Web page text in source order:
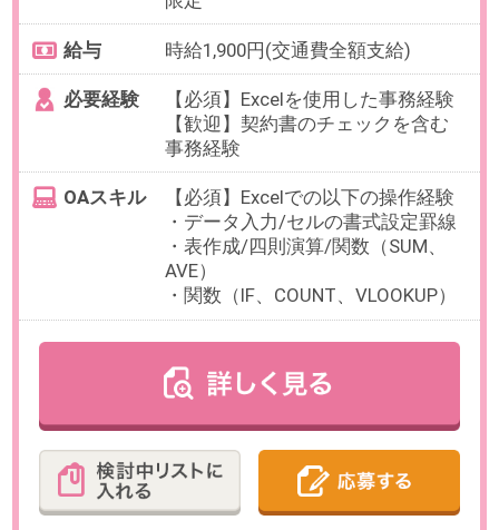
池袋駅 徒歩8分
勤務時間
10:00～18:00の中で、実働5時間～6
時間程度でお選びいただけます。
【例】10:00～16:00、10:00～
17:00（各休憩1時間）など
基本的にありません。
※繁忙期に応じて相談の可能性があ
日数 週4～5日（月～金）
※お休み相談も柔軟にご対応いただ
勤務期間 即日～長期
※お盆明け・9月開始のご相談も可
能です。
給与 時給1,800円 （交通費500円 / 日ま